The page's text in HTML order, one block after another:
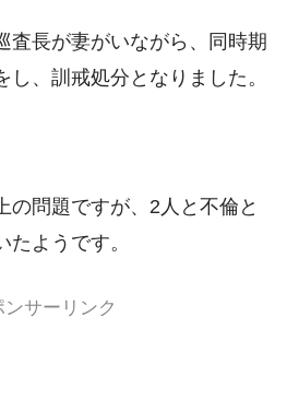
査長が妻がいながら、同時期
、訓戒処分となりました。
の問題ですが、2人と不倫と
ようです。
ンサーリンク